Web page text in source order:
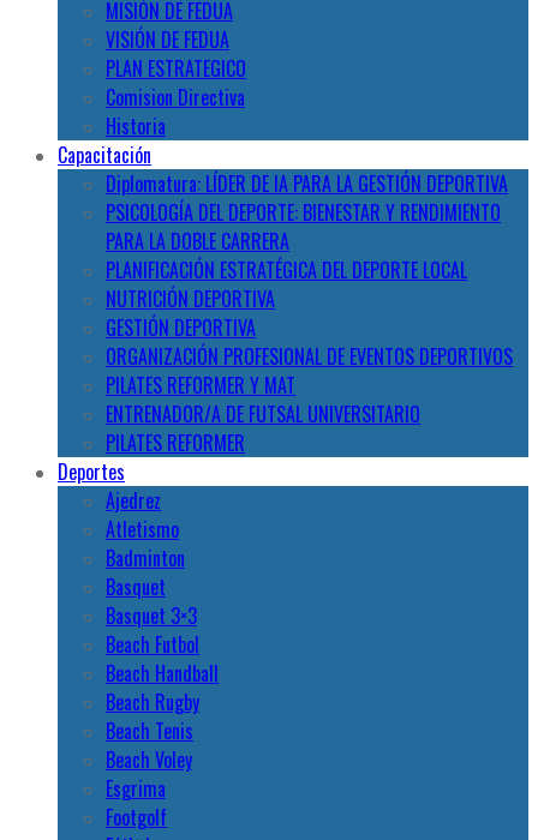
MISIÓN DE FEDUA
VISIÓN DE FEDUA
PLAN ESTRATEGICO
Comision Directiva
Historia
Capacitación
Diplomatura: LÍDER DE IA PARA LA GESTIÓN DEPORTIVA
PSICOLOGÍA DEL DEPORTE: BIENESTAR Y RENDIMIENTO
PARA LA DOBLE CARRERA
PLANIFICACIÓN ESTRATÉGICA DEL DEPORTE LOCAL
NUTRICIÓN DEPORTIVA
GESTIÓN DEPORTIVA
ORGANIZACIÓN PROFESIONAL DE EVENTOS DEPORTIVOS
PILATES REFORMER Y MAT
ENTRENADOR/A DE FUTSAL UNIVERSITARIO
PILATES REFORMER
Deportes
Ajedrez
Atletismo
Badminton
Basquet
Basquet 3×3
Beach Futbol
Beach Handball
Beach Rugby
Beach Tenis
Beach Voley
Esgrima
Footgolf